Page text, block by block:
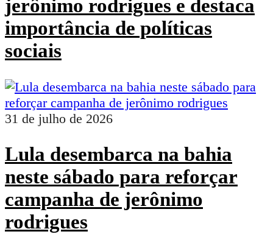
jerônimo rodrigues e destaca
importância de políticas
sociais
31 de julho de 2026
Lula desembarca na bahia
neste sábado para reforçar
campanha de jerônimo
rodrigues